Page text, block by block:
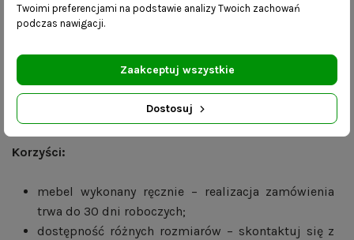
długość – 60/70/80/90/100 cm
wysokość stelaża – 45 cm
wysokość siedziska - 39,5/41,5 cm
profil konstrukcji – 15 mm x 15 mm
grubość siedziska – 2/4 cm- dąb lity lakierowany
Korzyści:
mebel wykonany ręcznie – realizacja zamówienia
trwa do 30 dni roboczych;
dostępność różnych rozmiarów – skontaktuj się z
Twoimi preferencjami na podstawie analizy Twoich zachowań
podczas nawigacji.
Dostosuj
Zaakceptuj wszystkie